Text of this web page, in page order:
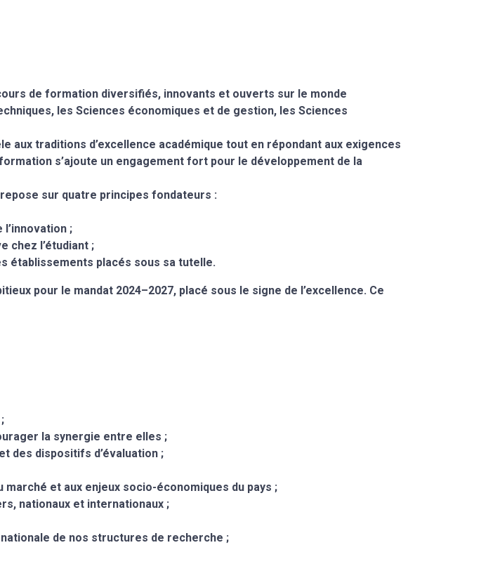
de formation diversifiés, innovants et ouverts sur le monde
les Sciences économiques et de gestion, les Sciences
traditions d’excellence académique tout en répondant aux exigences
s’ajoute un engagement fort pour le développement de la
sur quatre principes fondateurs :
;
chez l’étudiant ;
établissements placés sous sa tutelle.
pour le mandat 2024–2027, placé sous le signe de l’excellence. Ce
la synergie entre elles ;
des dispositifs d’évaluation ;
et aux enjeux socio-économiques du pays ;
nationaux et internationaux ;
de nos structures de recherche ;